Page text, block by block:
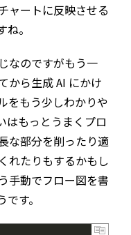
ャートに反映させる
。
なのですがもう一
から生成 AI にかけ
をもう少しわかりや
はもっとうまくプロ
な部分を削ったり適
れたりもするかもし
手動でフロー図を書
す。